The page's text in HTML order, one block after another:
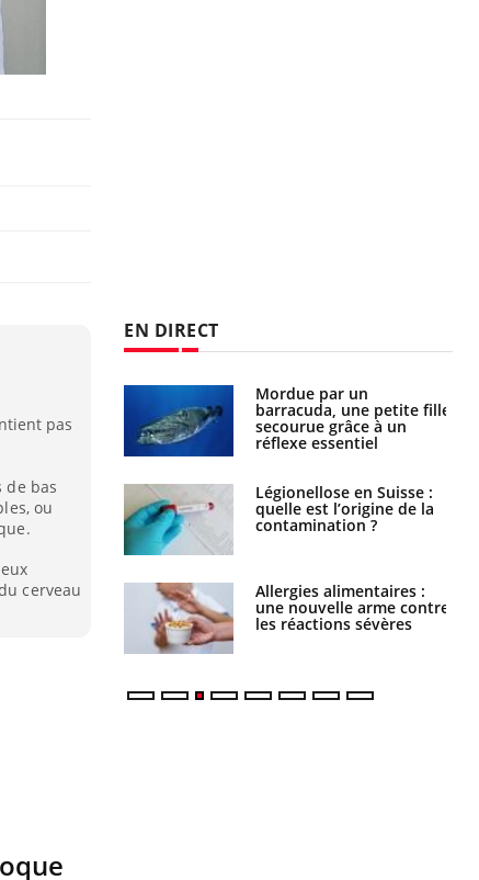
pas
de bas
ou
cerveau
EN DIRECT
et chaleur : ce
nuit-il à
de la
une tique en
Mordue par un
barracuda, une petite fille
secourue grâce à un
réflexe essentiel
Légionellose en Suisse :
quelle est l’origine de la
contamination ?
Allergies alimentaires :
une nouvelle arme contre
les réactions sévères